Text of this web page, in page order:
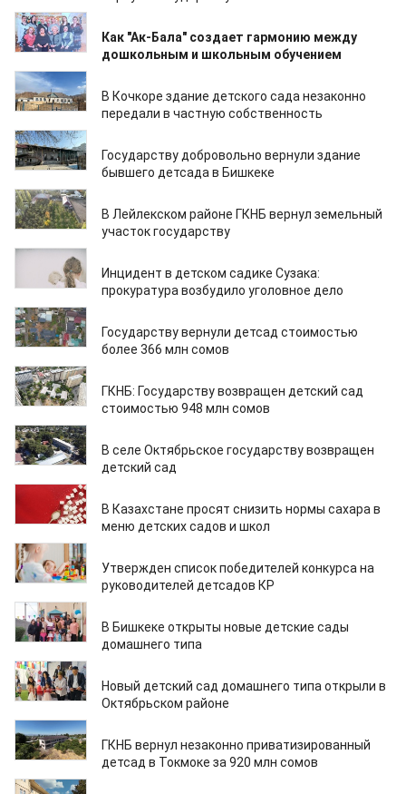
24.01.2025
Как "Ак-Бала" создает гармонию между
дошкольным и школьным обучением
23.01.2025
В Кочкоре здание детского сада незаконно
передали в частную собственность
22.01.2025
Государству добровольно вернули здание
бывшего детсада в Бишкеке
14.01.2025
В Лейлекском районе ГКНБ вернул земельный
участок государству
03.12.2024
Инцидент в детском садике Сузака:
прокуратура возбудило уголовное дело
21.11.2024
Государству вернули детсад стоимостью
более 366 млн сомов
19.11.2024
ГКНБ: Государству возвращен детский сад
стоимостью 948 млн сомов
16.11.2024
В селе Октябрьское государству возвращен
детский сад
07.11.2024
В Казахстане просят снизить нормы сахара в
меню детских садов и школ
23.10.2024
Утвержден список победителей конкурса на
руководителей детсадов КР
15.10.2024
В Бишкеке открыты новые детские сады
домашнего типа
07.09.2024
Новый детский сад домашнего типа открыли в
Октябрьском районе
05.09.2024
ГКНБ вернул незаконно приватизированный
детсад в Токмоке за 920 млн сомов
08.06.2024